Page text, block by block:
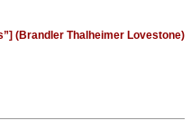
(Brandler Thalheimer Lovestone)